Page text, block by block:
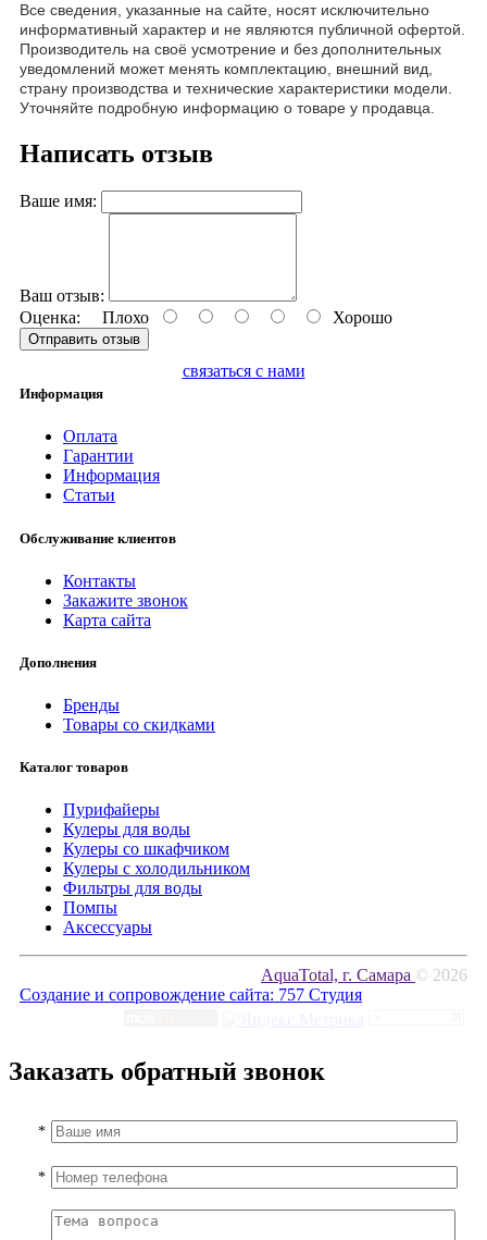
Все сведения, указанные на сайте, носят исключительно
информативный характер и не являются публичной офертой.
Производитель на своё усмотрение и без дополнительных
уведомлений может менять комплектацию, внешний вид,
страну производства и технические характеристики модели.
Уточняйте подробную информацию о товаре у продавца.
Написать отзыв
Ваше имя:
Ваш отзыв:
Оценка: Плохо Хорошо
Отправить отзыв
связаться с нами
Информация
Оплата
Гарантии
Информация
Статьи
Обслуживание клиентов
Контакты
Закажите звонок
Карта сайта
Дополнения
Бренды
Товары со скидками
Каталог товаров
Пурифайеры
Кулеры для воды
Кулеры со шкафчиком
Кулеры с холодильником
Фильтры для воды
Помпы
Аксессуары
AquaTotal, г. Самара © 2026
Создание и сопровождение сайта: 757 Студия
Заказать обратный звонок
*
*